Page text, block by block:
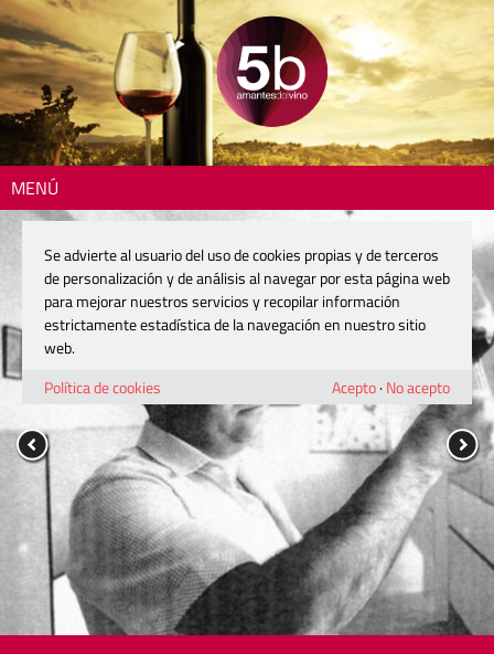
MENÚ
Se advierte al usuario del uso de cookies propias y de terceros
de personalización y de análisis al navegar por esta página web
para mejorar nuestros servicios y recopilar información
estrictamente estadística de la navegación en nuestro sitio
web.
Política de cookies
Acepto· No acepto